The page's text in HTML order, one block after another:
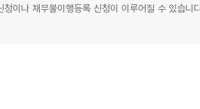
이나 채무불이행등록 신청이 이루어질 수 있습니